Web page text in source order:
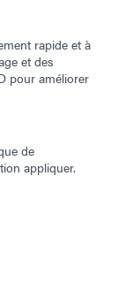
rapide et à
et des
pour améliorer
de
appliquer.